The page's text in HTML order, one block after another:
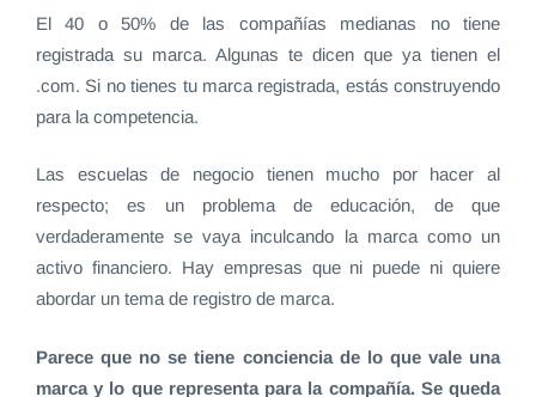
El 40 o 50% de las compañías medianas no tiene
registrada su marca. Algunas te dicen que ya tienen el
.com. Si no tienes tu marca registrada, estás construyendo
para la competencia.
Las escuelas de negocio tienen mucho por hacer al
respecto; es un problema de educación, de que
verdaderamente se vaya inculcando la marca como un
activo financiero. Hay empresas que ni puede ni quiere
abordar un tema de registro de marca.
Parece que no se tiene conciencia de lo que vale una
marca y lo que representa para la compañía. Se queda